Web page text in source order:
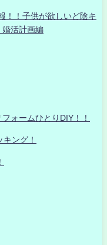
！！子供が欲しいど陰キ
婚活計画編
ォームひとりDIY！！
ング！